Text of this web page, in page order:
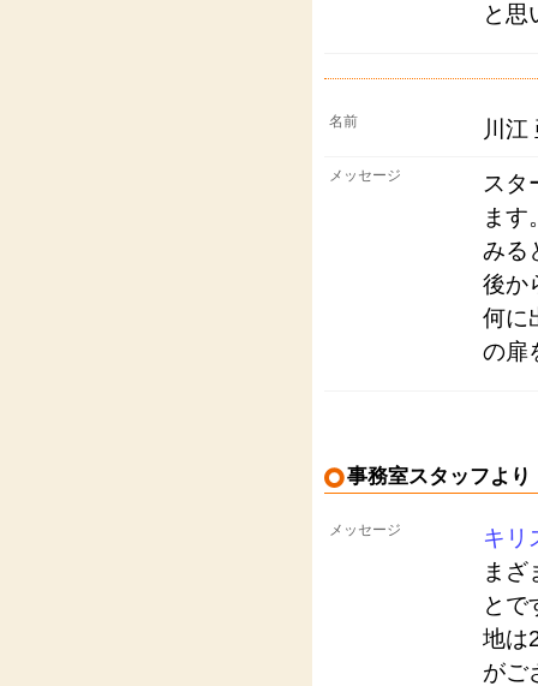
と思
名前 川江
メッセージ
スタ
ます
みる
後か
何に
の扉
事務室スタッフより
メッセージ
キリ
まざ
とで
地は
がご